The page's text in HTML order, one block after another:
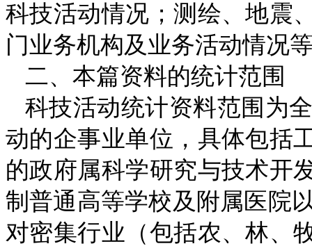
科技活动情况；测绘、地震
门业务机构及业务活动情况
二、本篇资料的统计范围
科技活动统计资料范围为
动的企事业单位，具体包括
的政府属科学研究与技术开
制普通高等学校及附属医院
对密集行业（包括农、林、